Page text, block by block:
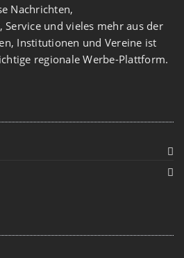
Nachrichten,
Service und vieles mehr aus der
Institutionen und Vereine ist
regionale Werbe-Plattform.